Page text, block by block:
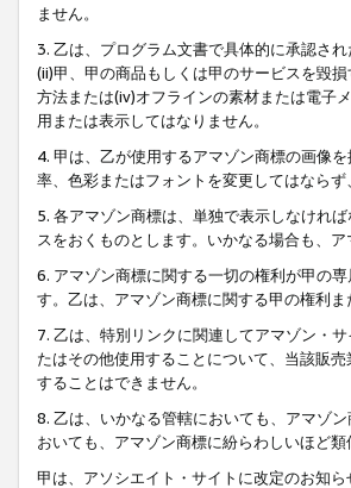
ません。
3. 乙は、プログラム文書で具体的に承認さ
(ii)甲、甲の商品もしくは甲のサービスを毀
方法または(iv)オフラインの素材または電子
用または表示してはなりません。
4. 甲は、乙が使用するアマゾン商標の画像
率、色彩またはフォントを変更してはなら
5. 各アマゾン商標は、単独で表示しなけれ
スをおくものとします。いかなる場合も、
6. アマゾン商標に関する一切の権利が甲の
す。乙は、アマゾン商標に関する甲の権利
7. 乙は、特別リンクに関連してアマゾン・
たはその他使用することについて、当該販
することはできません。
8. 乙は、いかなる管轄においても、アマゾ
おいても、アマゾン商標に紛らわしいほど
甲は、アソシエイト・サイトに改定のお知